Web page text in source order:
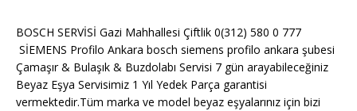
BOSCH SERVİSİ Gazi Mahhallesi Çiftlik 0(312) 580 0 777
SİEMENS Profilo Ankara bosch siemens profilo ankara şubesi
Çamaşır & Bulaşık & Buzdolabı Servisi 7 gün arayabileceğiniz
Beyaz Eşya Servisimiz 1 Yıl Yedek Parça garantisi
vermektedir.Tüm marka ve model beyaz eşyalarınız için bizi